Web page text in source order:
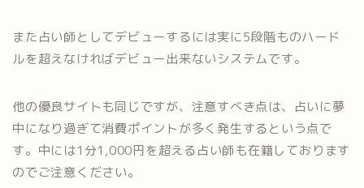
また占い師としてデビューするには実に5段階ものハード
ルを超えなければデビュー出来ないシステムです。
他の優良サイトも同じですが、注意すべき点は、占いに夢
中になり過ぎて消費ポイントが多く発生するという点で
す。中には1分1,000円を超える占い師も在籍しております
のでご注意ください。